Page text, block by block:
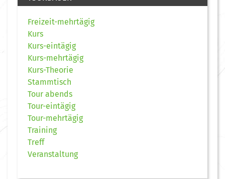
Freizeit-mehrtägig
Kurs
Kurs-eintägig
Kurs-mehrtägig
Kurs-Theorie
Stammtisch
Tour abends
Tour-eintägig
Tour-mehrtägig
Training
Treff
Veranstaltung